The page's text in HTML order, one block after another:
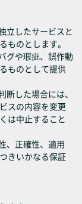
立したサービスと
ものとします。
グや瑕疵、誤作動
ものとして提供
した場合には、
スの内容を変更
は中止すること
、正確性、適用
きいかなる保証